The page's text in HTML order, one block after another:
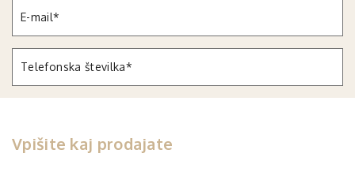
Vpišite kaj prodajate